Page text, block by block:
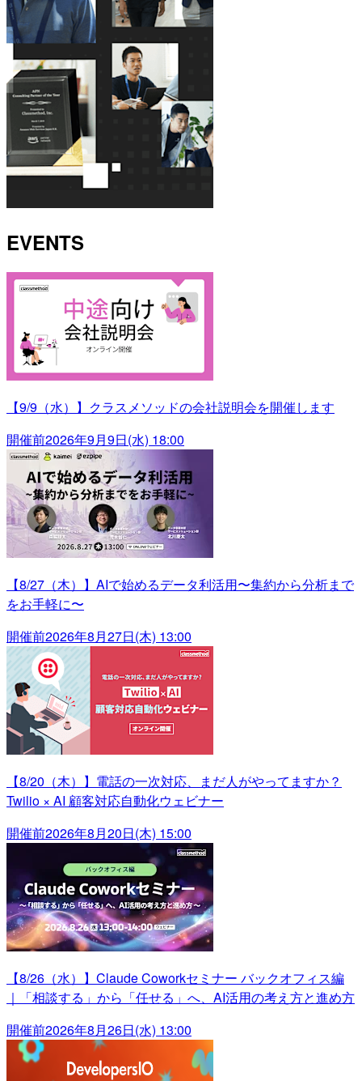
EVENTS
【9/9（水）】クラスメソッドの会社説明会を開催します
開催前2026年9月9日(水) 18:00
【8/27（木）】AIで始めるデータ利活用〜集約から分析まで
をお手軽に〜
開催前2026年8月27日(木) 13:00
【8/20（木）】電話の一次対応、まだ人がやってますか？
Twilio × AI 顧客対応自動化ウェビナー
開催前2026年8月20日(木) 15:00
【8/26（水）】Claude Coworkセミナー バックオフィス編
｜「相談する」から「任せる」へ、AI活用の考え方と進め方
開催前2026年8月26日(水) 13:00